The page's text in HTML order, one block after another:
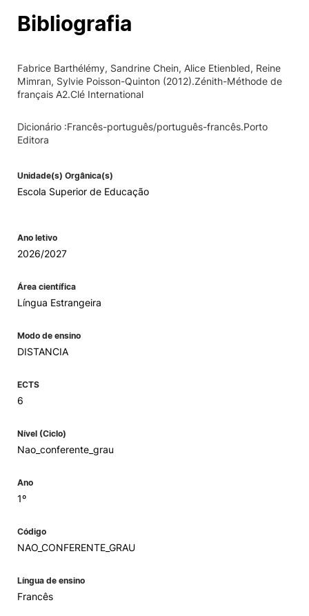
Bibliografia
Fabrice Barthélémy, Sandrine Chein, Alice Etienbled, Reine
Mimran, Sylvie Poisson-Quinton (2012).Zénith-Méthode de
français A2.Clé International
Dicionário :Francês-português/português-francês.Porto
Editora
Unidade(s) Orgânica(s)
Escola Superior de Educação
Ano letivo
2026/2027
Área científica
Língua Estrangeira
Modo de ensino
DISTANCIA
ECTS
6
Nível (Ciclo)
Nao_conferente_grau
Ano
1º
Código
NAO_CONFERENTE_GRAU
Língua de ensino
Francês